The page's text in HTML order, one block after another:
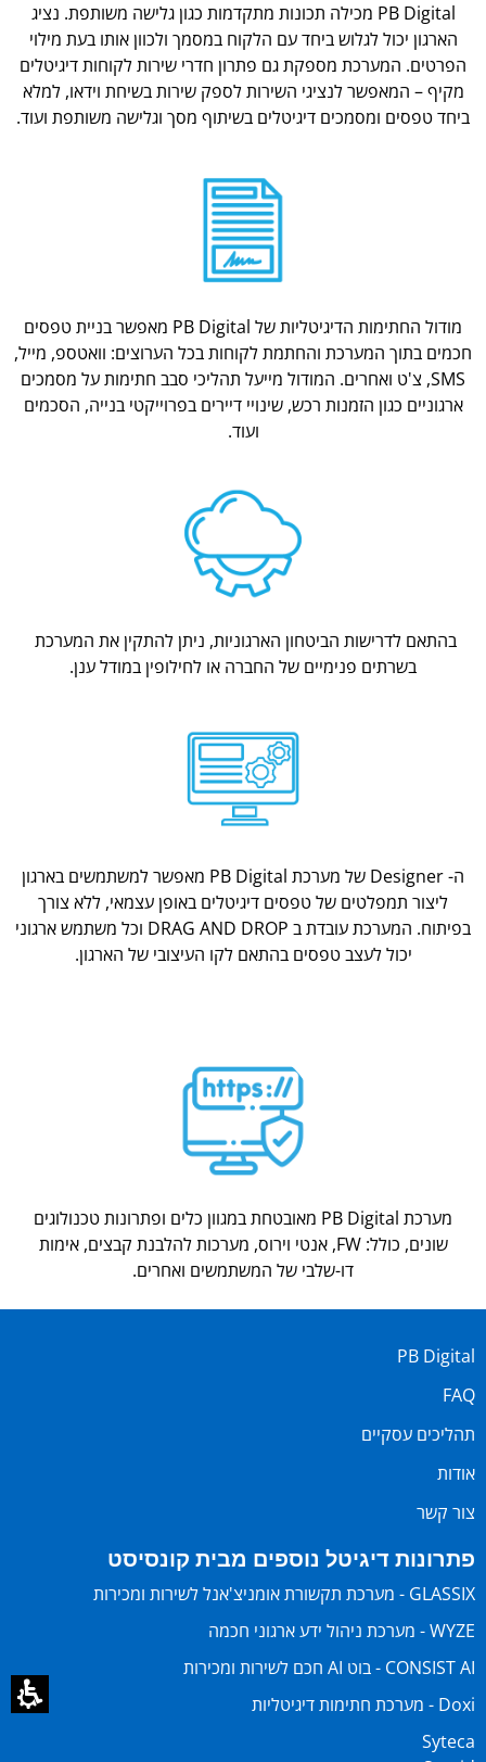
PB Digital מכילה תכונות מתקדמות כגון גלישה משותפת. נציג
הארגון יכול לגלוש ביחד עם הלקוח במסמך ולכוון אותו בעת מילוי
הפרטים. המערכת מספקת גם פתרון חדרי שירות לקוחות דיגיטלים
מקיף – המאפשר לנציגי השירות לספק שירות בשיחת וידאו, למלא
ביחד טפסים ומסמכים דיגיטלים בשיתוף מסך וגלישה משותפת ועוד.
מודול החתימות הדיגיטליות של PB Digital מאפשר בניית טפסים
חכמים בתוך המערכת והחתמת לקוחות בכל הערוצים: וואטספ, מייל,
SMS, צ'ט ואחרים. המודול מייעל תהליכי סבב חתימות על מסמכים
ארגוניים כגון הזמנות רכש, שינויי דיירים בפרוייקטי בנייה, הסכמים
ועוד.
בהתאם לדרישות הביטחון הארגוניות, ניתן להתקין את המערכת
בשרתים פנימיים של החברה או לחילופין במודל ענן.
ה- Designer של מערכת PB Digital מאפשר למשתמשים בארגון
ליצור תמפלטים של טפסים דיגיטלים באופן עצמאי, ללא צורך
בפיתוח. המערכת עובדת ב DRAG AND DROP וכל משתמש ארגוני
יכול לעצב טפסים בהתאם לקו העיצובי של הארגון.
מערכת PB Digital מאובטחת במגוון כלים ופתרונות טכנולוגים
שונים, כולל: FW, אנטי וירוס, מערכות להלבנת קבצים, אימות
דו-שלבי של המשתמשים ואחרים.
PB Digital
FAQ
תהליכים עסקיים
אודות
צור קשר
פתרונות דיגיטל נוספים מבית קונסיסט
GLASSIX - מערכת תקשורת אומניצ'אנל לשירות ומכירות
WYZE - מערכת ניהול ידע ארגוני חכמה
CONSIST AI - בוט AI חכם לשירות ומכירות
Doxi - מערכת חתימות דיגיטליות
Syteca